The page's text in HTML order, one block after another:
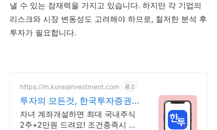
낼 수 있는 잠재력을 가지고 있습니다. 하지만 각 기업의
리스크와 시장 변동성도 고려해야 하므로, 철저한 분석 후
투자가 필요합니다.
https://m.koreainvestment.com 광고
투자의 모든것, 한국투자증권
지금은 한국투자!
자녀 계좌개설하면 최대 국내주식
2주+2만원 드려요! 조건충족시 최